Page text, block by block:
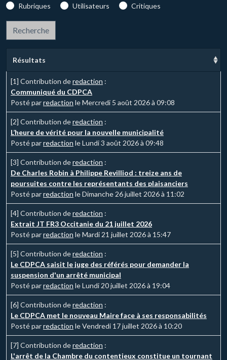
Rubriques Utilisateurs Critiques
Résultats
[1] Contribution deredaction :
Communiqué du CDPCA
Posté parredaction le Mercredi 5 août 2026 à 09:08
[2] Contribution deredaction :
L’heure de vérité pour la nouvelle municipalité
Posté parredaction le Lundi 3 août 2026 à 09:48
[3] Contribution deredaction :
De Charles Robin à Philippe Revilliod : treize ans de
poursuites contre les représentants des plaisanciers
Posté parredaction le Dimanche 26 juillet 2026 à 11:02
[4] Contribution deredaction :
Extrait JT FR3 Occitanie du 21 juillet 2026
Posté parredaction le Mardi 21 juillet 2026 à 15:47
[5] Contribution deredaction :
Le CDPCA saisit le juge des référés pour demander la
suspension d'un arrêté municipal
Posté parredaction le Lundi 20 juillet 2026 à 19:04
[6] Contribution deredaction :
Le CDPCA met le nouveau Maire face à ses responsabilités
Posté parredaction le Vendredi 17 juillet 2026 à 10:20
[7] Contribution deredaction :
L'arrêt de la Chambre du contentieux constitue un tournant